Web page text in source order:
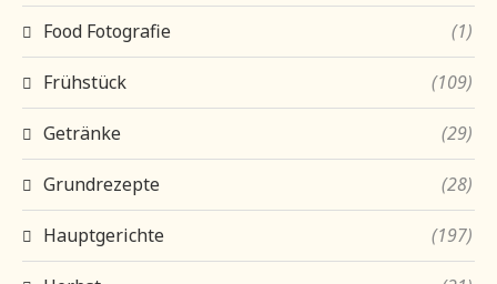
Food Fotografie (1)
Frühstück (109)
Getränke (29)
Grundrezepte (28)
Hauptgerichte (197)